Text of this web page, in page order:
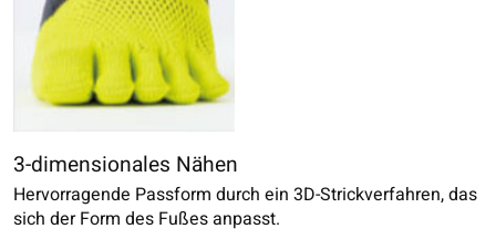
3-dimensionales Nähen
Hervorragende Passform durch ein 3D-Strickverfahren, das
sich der Form des Fußes anpasst.